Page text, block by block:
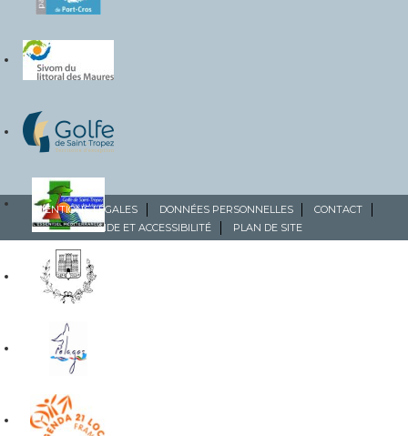
MENTIONS LÉGALES DONNÉES PERSONNELLES
CONTACT
AIDE ET ACCESSIBILITÉ
PLAN DE SITE